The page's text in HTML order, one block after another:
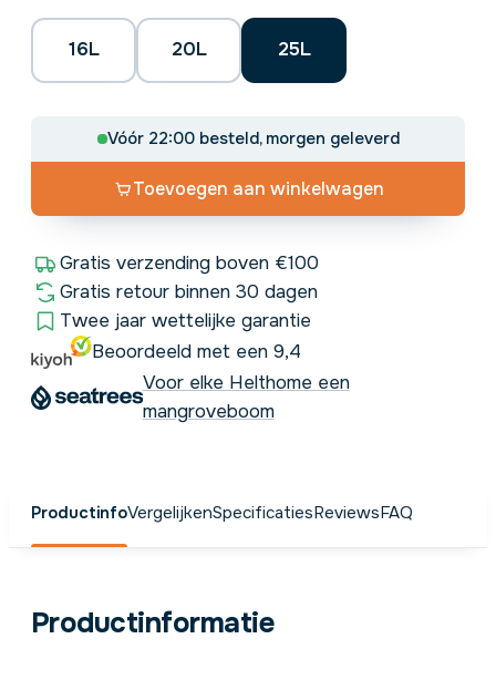
16L 20L 25L
Vóór 22:00 besteld, morgen geleverd
Toevoegen aan winkelwagen
Gratis verzending boven €100
Gratis retour binnen 30 dagen
Twee jaar wettelijke garantie
Beoordeeld met een 9,4
Voor elke Helthome een
mangroveboom
ProductinfoVergelijkenSpecificatiesReviewsFAQ
Productinformatie